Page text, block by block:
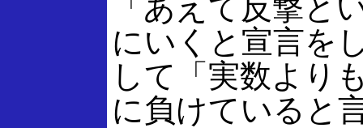
「あえて反撃と
にいくと宣言を
して「実数より
に負けていると